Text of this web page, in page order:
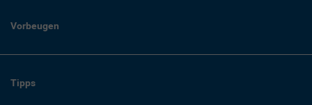
Vorbeugen
Tipps